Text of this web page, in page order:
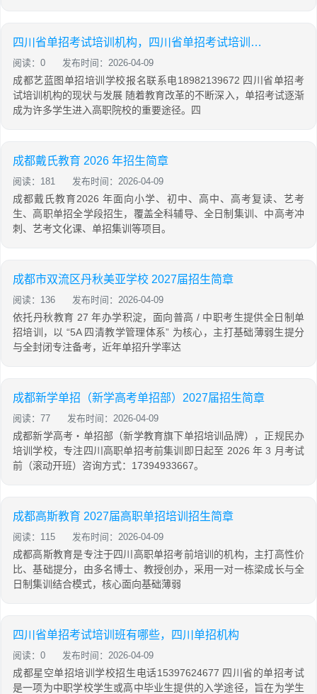
四川省单招考试培训机构，四川省单招考试培训机构有哪些
阅读：0 发布时间：2026-04-09
成都艺蓝图单招培训学校报名联系电18982139672 四川省单招考
试培训机构的现状与发展 随着教育改革的不断深入，单招考试逐渐
成为许多学生进入高职院校的重要途径。四
成都戴氏教育 2026 年招生简章
阅读：181 发布时间：2026-04-09
成都戴氏教育2026 年面向小学、初中、高中、高考复读、艺考
生、高职单招全学段招生，覆盖全科辅导、全日制集训、中高考冲
刺、艺考文化课、单招集训等项目。
成都市双流区丹秋美亚学校 2027届招生简章
阅读：136 发布时间：2026-04-09
依托丹秋教育 27 年办学积淀，面向普高 / 中职考生提供全日制单
招培训，以 “5A 四清教学管理体系” 为核心，主打基础薄弱生提分
与全封闭专注备考，近年单招升学率达
成都新学单招（新学高考单招部）2027届招生简章
阅读：77 发布时间：2026-04-09
成都新学高考・单招部（新学教育旗下单招培训品牌），正规民办
培训学校，专注四川高职单招考前集训即日起至 2026 年 3 月考试
前（滚动开班）咨询方式：17394933667。
成都高斯教育 2027届高职单招培训招生简章
阅读：115 发布时间：2026-04-09
成都高斯教育是专注于四川高职单招考前培训的机构，主打高性价
比、基础提分，由多名博士、教授创办，采用一对一栋梁成长与全
日制集训结合模式，核心面向基础薄弱
四川省单招考试培训班有哪些，四川单招机构
阅读：0 发布时间：2026-04-09
成都星空单招培训学校招生电话15397624677 四川省的单招考试
是一项为中职学校学生或高中毕业生提供的入学途径，旨在为学生